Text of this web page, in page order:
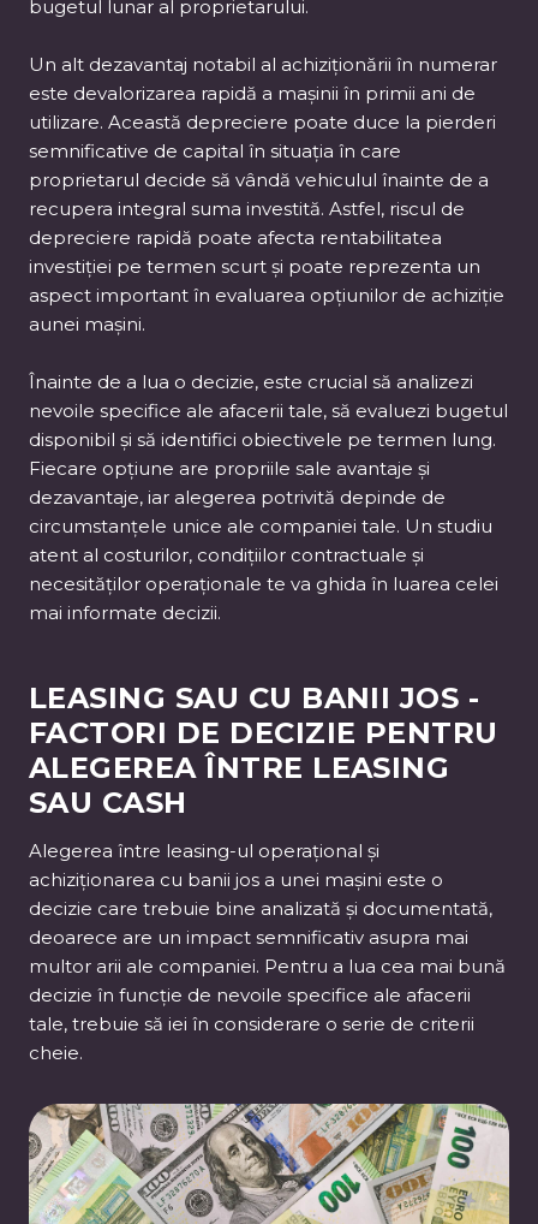
bugetul lunar al proprietarului.
Un alt dezavantaj notabil al achiziționării în numerar
este devalorizarea rapidă a mașinii în primii ani de
utilizare. Această depreciere poate duce la pierderi
semnificative de capital în situația în care
proprietarul decide să vândă vehiculul înainte de a
recupera integral suma investită. Astfel, riscul de
depreciere rapidă poate afecta rentabilitatea
investiției pe termen scurt și poate reprezenta un
aspect important în evaluarea opțiunilor de achiziție
aunei mașini.
Înainte de a lua o decizie, este crucial să analizezi
nevoile specifice ale afacerii tale, să evaluezi bugetul
disponibil și să identifici obiectivele pe termen lung.
Fiecare opțiune are propriile sale avantaje și
dezavantaje, iar alegerea potrivită depinde de
circumstanțele unice ale companiei tale. Un studiu
atent al costurilor, condițiilor contractuale și
necesităților operaționale te va ghida în luarea celei
mai informate decizii.
LEASING SAU CU BANII JOS -
FACTORI DE DECIZIE PENTRU
ALEGEREA ÎNTRE LEASING
SAU CASH
Alegerea între leasing-ul operațional și
achiziționarea cu banii jos a unei mașini este o
decizie care trebuie bine analizată și documentată,
deoarece are un impact semnificativ asupra mai
multor arii ale companiei. Pentru a lua cea mai bună
decizie în funcție de nevoile specifice ale afacerii
tale, trebuie să iei în considerare o serie de criterii
cheie.